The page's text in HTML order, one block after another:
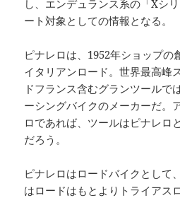
し、エンデュランス系の「Xシ
ート対象としての情報となる。
ピナレロは、1952年ショップの
イタリアンロード。世界最高峰
ドフランス含むグランツールで
ーシングバイクのメーカーだ。
ロであれば、ツールはピナレロ
だろう。
ピナレロはロードバイクとして
はロードはもとよりトライアス